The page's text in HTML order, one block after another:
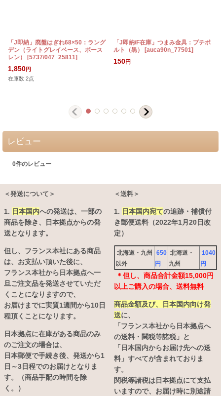
「J即納」廃盤はぎれ68×50：ラング
デン（ライトグレイベース、ポース
レン）
[5737/047_25811]
1,850円
在庫数 2点
「J即納/F在庫」つまみ金具：プチポ
ルト（黒）
[auca90n_77501]
150円
レビュー
0件のレビュー
＜発送について＞
1. 日本国内への発送は、 一部の
商品を除き、日本拠点からの発
送となります。
但し、フランス本社にある商品
は、お支払い頂いた後に、
フランス本社から日本拠点へ一
旦ご注文品を発送させていただ
くことになりますので、
お届けまでに実質1週間から10日
程頂くことになります。
日本拠点に在庫がある商品のみ
のご注文の場合は、
日本郵便で手続き後、発送から1
日～3日程でのお届けとなりま
す。（商品手配の時間を除
く。）
＜送料＞
1. 日本国内宛ての追跡・補償付
き郵便送料（2022年1月20日改
定）
北海道・九州
以外
650
円
北海道・
九州
1040
円
＊但し、商品合計金額15,000円
以上ご購入の場合、送料無料
商品金額及び、日本国内向け発
送に、
「フランス本社から日本拠点へ
の送料・関税等諸税」と
「日本国内からお届け先への送
料」すべてが含まれておりま
す。
関税等諸税は日本拠点にて支払
いますので、お届け時に別途請